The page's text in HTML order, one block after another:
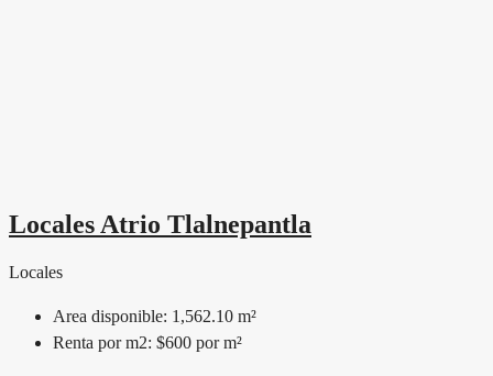
Locales Atrio Tlalnepantla
Locales
Area disponible: 1,562.10 m²
Renta por m2: $600 por m²